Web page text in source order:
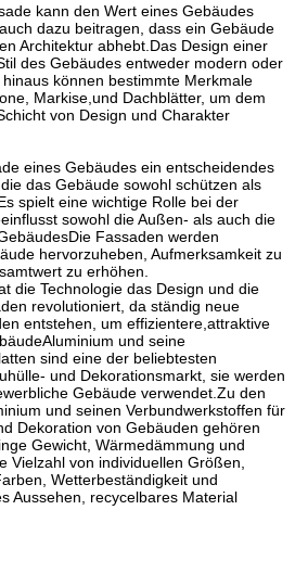
kann den Wert eines Gebäudes
dazu beitragen, dass ein Gebäude
Architektur abhebt.Das Design einer
des Gebäudes entweder modern oder
können bestimmte Merkmale
Markise,und Dachblätter, um dem
von Design und Charakter
eines Gebäudes ein entscheidendes
das Gebäude sowohl schützen als
spielt eine wichtige Rolle bei der
sowohl die Außen- als auch die
Fassaden werden
hervorzuheben, Aufmerksamkeit zu
zu erhöhen.
die Technologie das Design und die
revolutioniert, da ständig neue
entstehen, um effizientere,attraktive
und seine
sind eine der beliebtesten
und Dekorationsmarkt, sie werden
Gebäude verwendet.Zu den
und seinen Verbundwerkstoffen für
Dekoration von Gebäuden gehören
Gewicht, Wärmedämmung und
Vielzahl von individuellen Größen,
Wetterbeständigkeit und
Aussehen, recycelbares Material